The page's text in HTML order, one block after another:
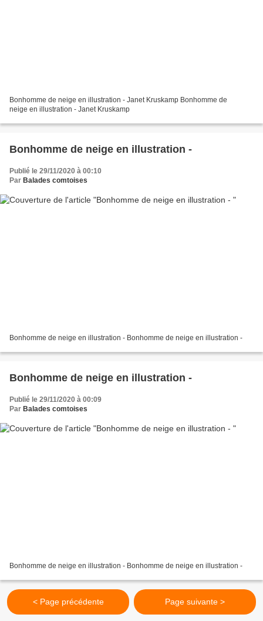
Bonhomme de neige en illustration - Janet Kruskamp Bonhomme de
neige en illustration - Janet Kruskamp
Bonhomme de neige en illustration -
Publié le 29/11/2020 à 00:10
Par Balades comtoises
Bonhomme de neige en illustration - Bonhomme de neige en illustration -
Bonhomme de neige en illustration -
Publié le 29/11/2020 à 00:09
Par Balades comtoises
Bonhomme de neige en illustration - Bonhomme de neige en illustration -
< Page précédente Page suivante >